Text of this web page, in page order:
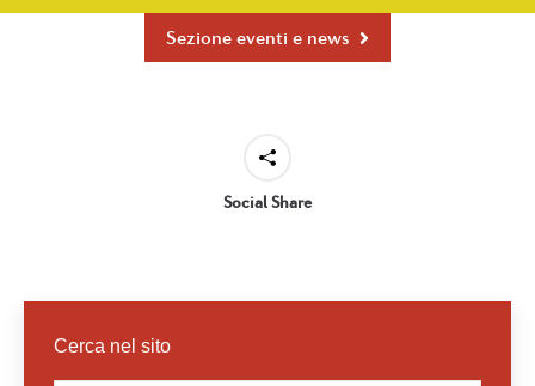
Sezione eventi e news
Social Share
Cerca nel sito